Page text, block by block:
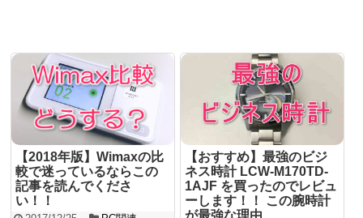
【2018年版】Wimaxの比
較で迷っているならこの
記事を読んでくださ
い！！
【おすすめ】最強のビジ
ネス時計 LCW-M170TD-
1AJF を買ったのでレビュ
ーします！！ この腕時計
WordPress
SNS
PC関連
Evernote
Dropbox
マニアックな話